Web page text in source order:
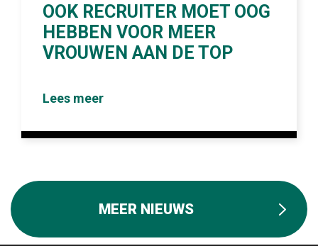
OOK RECRUITER MOET OOG
HEBBEN VOOR MEER
VROUWEN AAN DE TOP
Lees meer
MEER NIEUWS